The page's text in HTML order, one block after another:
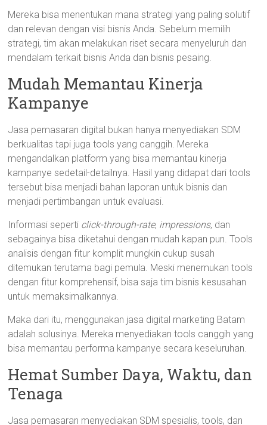
Mereka bisa menentukan mana strategi yang paling solutif
dan relevan dengan visi bisnis Anda. Sebelum memilih
strategi, tim akan melakukan riset secara menyeluruh dan
mendalam terkait bisnis Anda dan bisnis pesaing.
Mudah Memantau Kinerja
Kampanye
Jasa pemasaran digital bukan hanya menyediakan SDM
berkualitas tapi juga tools yang canggih. Mereka
mengandalkan platform yang bisa memantau kinerja
kampanye sedetail-detailnya. Hasil yang didapat dari tools
tersebut bisa menjadi bahan laporan untuk bisnis dan
menjadi pertimbangan untuk evaluasi.
Informasi seperti click-through-rate, impressions, dan
sebagainya bisa diketahui dengan mudah kapan pun. Tools
analisis dengan fitur komplit mungkin cukup susah
ditemukan terutama bagi pemula. Meski menemukan tools
dengan fitur komprehensif, bisa saja tim bisnis kesusahan
untuk memaksimalkannya.
Maka dari itu, menggunakan jasa digital marketing Batam
adalah solusinya. Mereka menyediakan tools canggih yang
bisa memantau performa kampanye secara keseluruhan.
Hemat Sumber Daya, Waktu, dan
Tenaga
Jasa pemasaran menyediakan SDM spesialis, tools, dan